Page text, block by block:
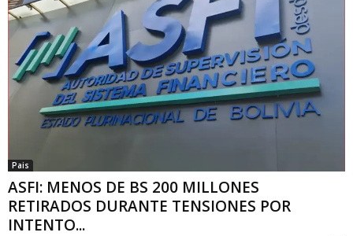
Pais
ASFI: MENOS DE BS 200 MILLONES
RETIRADOS DURANTE TENSIONES POR
INTENTO...